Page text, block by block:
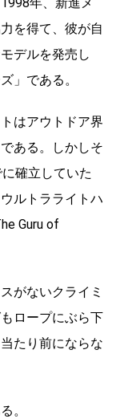
を得て、彼が自
デルを発売し
」である。
はアウトドア界
ある。しかしそ
確立していた
ルトラライトハ
Guru of
がないクライミ
ロープにぶら下
たり前にならな
。